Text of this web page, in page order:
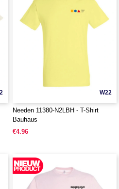
W22
Needen 11380-N2LBH - T-Shirt
Bauhaus
€4.96